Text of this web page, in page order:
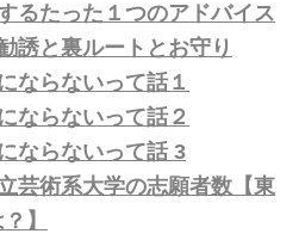
るたった１つのアドバイス
誘と裏ルートとお守り
ならないって話１
ならないって話２
ならないって話 3
芸術系大学の志願者数【東
】